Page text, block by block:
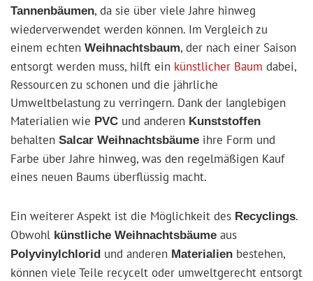
Tannenbäumen, da sie über viele Jahre hinweg
wiederverwendet werden können. Im Vergleich zu
einem echten Weihnachtsbaum, der nach einer Saison
entsorgt werden muss, hilft ein künstlicher Baum dabei,
Ressourcen zu schonen und die jährliche
Umweltbelastung zu verringern. Dank der langlebigen
Materialien wie PVC und anderen Kunststoffen
behalten Salcar Weihnachtsbäume ihre Form und
Farbe über Jahre hinweg, was den regelmäßigen Kauf
eines neuen Baums überflüssig macht.
Ein weiterer Aspekt ist die Möglichkeit des Recyclings.
Obwohl künstliche Weihnachtsbäume aus
Polyvinylchlorid und anderen Materialien bestehen,
können viele Teile recycelt oder umweltgerecht entsorgt